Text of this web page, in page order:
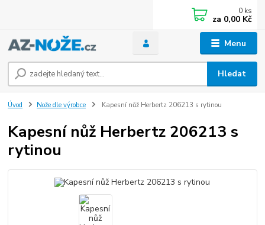
Menu
Hledat
0 ks
za 0,00 Kč
Úvod Nože dle výrobce Kapesní nůž Herbertz 206213 s rytinou
Kapesní nůž Herbertz 206213 s
rytinou